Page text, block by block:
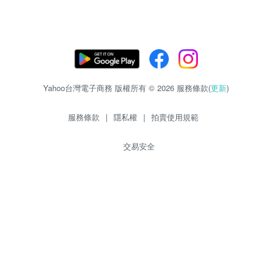
Yahoo台灣電子商務 版權所有 © 2026 服務條款(更新)
服務條款 | 隱私權 | 拍賣使用規範
交易安全